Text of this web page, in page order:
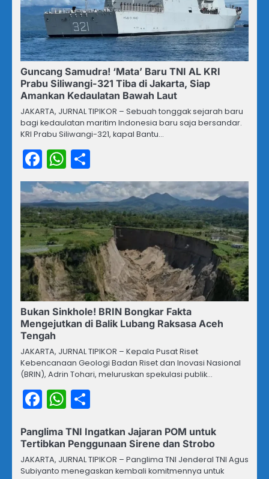
Guncang Samudra! ‘Mata’ Baru TNI AL KRI
Prabu Siliwangi-321 Tiba di Jakarta, Siap
Amankan Kedaulatan Bawah Laut
JAKARTA, JURNAL TIPIKOR – Sebuah tonggak sejarah baru
bagi kedaulatan maritim Indonesia baru saja bersandar.
KRI Prabu Siliwangi-321, kapal Bantu…
Facebook
WhatsApp
Bukan Sinkhole! BRIN Bongkar Fakta
Mengejutkan di Balik Lubang Raksasa Aceh
Tengah
JAKARTA, JURNAL TIPIKOR – Kepala Pusat Riset
Kebencanaan Geologi Badan Riset dan Inovasi Nasional
(BRIN), Adrin Tohari, meluruskan spekulasi publik…
Facebook
WhatsApp
Panglima TNI Ingatkan Jajaran POM untuk
Tertibkan Penggunaan Sirene dan Strobo
JAKARTA, JURNAL TIPIKOR – Panglima TNI Jenderal TNI Agus
Subiyanto menegaskan kembali komitmennya untuk